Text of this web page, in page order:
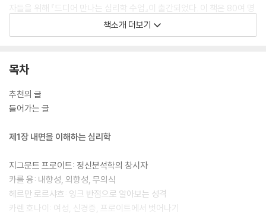
자들을 위해 『드디어 만나는 심리학 수업』이 출간되었다. 이 책은 80여 명
의 심리학자와 50여 개의 심리학 이론을 깔끔하게 정리해 준다. 독자들은
이제 애매모호하게 알고 있던 심리학 지식들을 확실히 내 것으로 만들 수
크고 작은 문제들을 하나씩 풀어나갈 수 있을 것이다. 내용의 이해를 돕는
부할 수 있다. 심리학을 처음 접하는 사람이든, 알고 있던 지식을 체계적으
로 정리하고 싶은 사람이든 이 책 한 권이면 충분하다.
책소개 더보기
목차
추천의 글
들어가는 글
제1장 내면을 이해하는 심리학
지그문트 프로이트: 정신분석학의 창시자
카를 융: 내향성, 외향성, 무의식
헤르만 로르샤흐: 잉크 반점으로 알아보는 성격
카렌 호나이: 여성, 신경증, 프로이트에서 벗어나기